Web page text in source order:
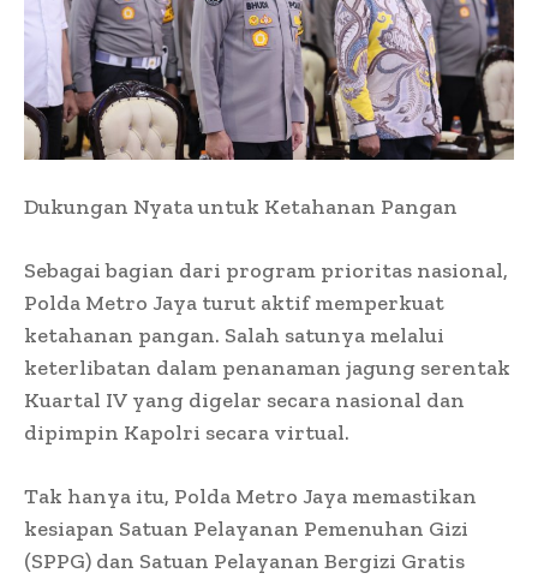
Dukungan Nyata untuk Ketahanan Pangan
Sebagai bagian dari program prioritas nasional,
Polda Metro Jaya turut aktif memperkuat
ketahanan pangan. Salah satunya melalui
keterlibatan dalam penanaman jagung serentak
Kuartal IV yang digelar secara nasional dan
dipimpin Kapolri secara virtual.
Tak hanya itu, Polda Metro Jaya memastikan
kesiapan Satuan Pelayanan Pemenuhan Gizi
(SPPG) dan Satuan Pelayanan Bergizi Gratis